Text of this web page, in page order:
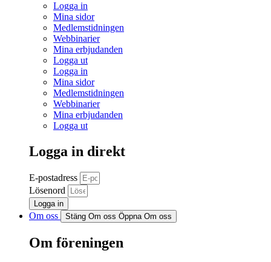
Logga in
Mina sidor
Medlemstidningen
Webbinarier
Mina erbjudanden
Logga ut
Logga in
Mina sidor
Medlemstidningen
Webbinarier
Mina erbjudanden
Logga ut
Logga in direkt
E-postadress
Lösenord
Logga in
Om oss Stäng Om oss Öppna Om oss
Om föreningen